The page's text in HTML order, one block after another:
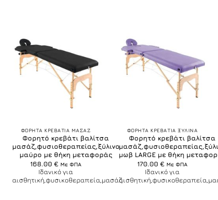
ΦΟΡΗΤΑ ΚΡΕΒΑΤΙΑ ΜΑΣΑΖ
Φορητό κρεβάτι βαλίτσα
μασάζ,φυσιοθεραπείας,ξύλινο
μαύρο με θήκη μεταφοράς
168.00 € Με ΦΠΑ
Ιδανικό για
αισθητική,φυσικοθεραπεία,μασάζ
ΦΟΡΗΤΑ ΚΡΕΒΑΤΙΑ ΞΥΛΙΝΑ
Φορητό κρεβάτι βαλίτσα
μωβ LARGE με θήκη
170.00 € Με ΦΠΑ
Ιδανικό για